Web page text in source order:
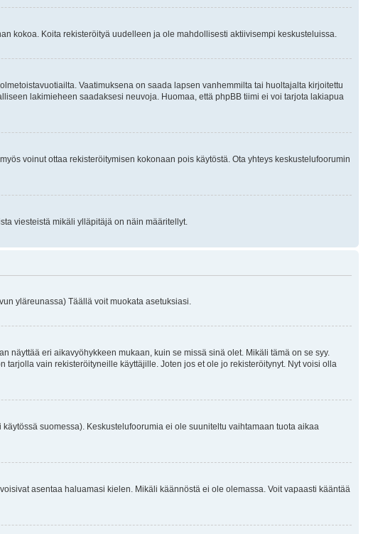
kokoa. Koita rekisteröityä uudelleen ja ole mahdollisesti aktiivisempi keskusteluissa.
Vaatimuksena on saada lapsen vanhemmilta tai huoltajalta kirjoitettu
lakimieheen saadaksesi neuvoja. Huomaa, että phpBB tiimi ei voi tarjota lakiapua
voinut ottaa rekisteröitymisen kokonaan pois käytöstä. Ota yhteys keskustelufoorumin
viesteistä mikäli ylläpitäjä on näin määritellyt.
yläreunassa) Täällä voit muokata asetuksiasi.
eri aikavyöhykkeen mukaan, kuin se missä sinä olet. Mikäli tämä on se syy.
vain rekisteröityneille käyttäjille. Joten jos et ole jo rekisteröitynyt. Nyt voisi olla
suomessa). Keskustelufoorumia ei ole suuniteltu vaihtamaan tuota aikaa
asentaa haluamasi kielen. Mikäli käännöstä ei ole olemassa. Voit vapaasti kääntää